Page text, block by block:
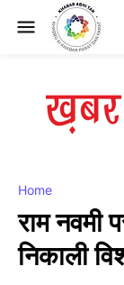
Home
राम नवमी
निकाली